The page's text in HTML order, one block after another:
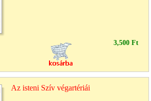
3,500 Ft
Az isteni Szív végartériái